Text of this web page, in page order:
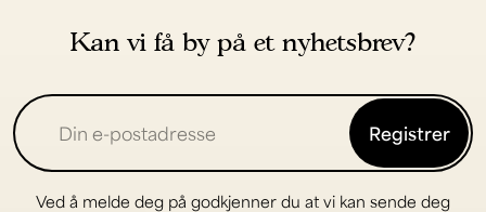
Kan vi få by på et nyhetsbrev?
Registrer
Ved å melde deg på godkjenner du at vi kan sende deg